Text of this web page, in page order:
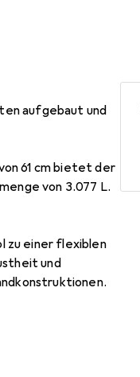
aufgebaut und
61 cm bietet der
von 3.077 L.
zu einer flexiblen
und